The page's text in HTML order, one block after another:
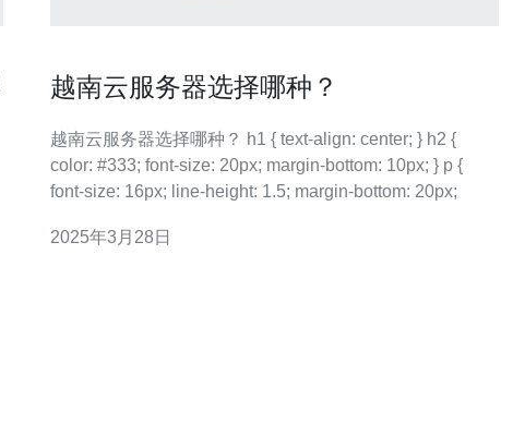
越南云服务器选择哪种？
越南云服务器选择哪种？ h1 { text-align: center; } h2 {
color: #333; font-size: 20px; margin-bottom: 10px; } p {
font-size: 16px; line-height: 1.5; margin-bottom: 20px;
2025年3月28日